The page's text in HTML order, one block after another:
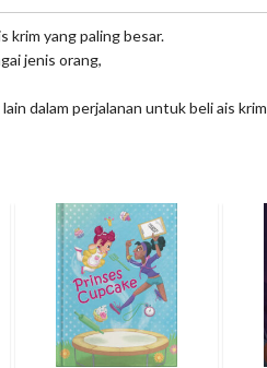
krim yang paling besar.
jenis orang,
dalam perjalanan untuk beli ais